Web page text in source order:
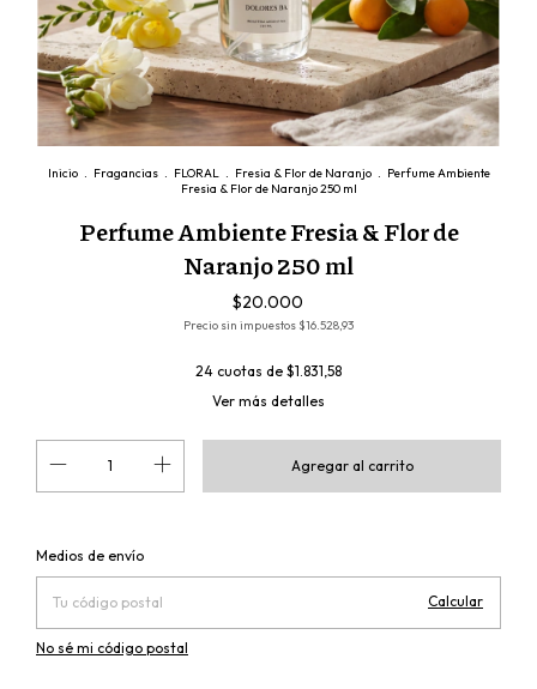
Inicio . Fragancias . FLORAL . Fresia & Flor de Naranjo . Perfume Ambiente
Fresia & Flor de Naranjo 250 ml
Perfume Ambiente Fresia & Flor de
Naranjo 250 ml
$20.000
Precio sin impuestos $16.528,93
24 cuotas de $1.831,58
Ver más detalles
Entregas para el CP:
Medios de envío
Calcular
No sé mi código postal